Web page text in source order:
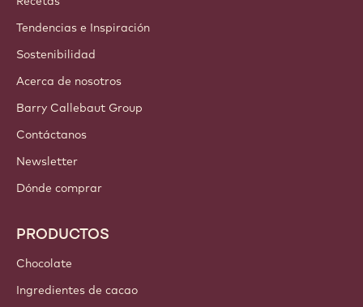
Tendencias e Inspiración
Sostenibilidad
Acerca de nosotros
Barry Callebaut Group
Contáctanos
Newsletter
Dónde comprar
PRODUCTOS
Chocolate
Ingredientes de cacao